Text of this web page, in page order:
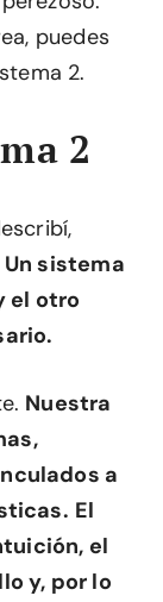
puedes
2.
2
Un sistema
el otro
Nuestra
a
El
el
y, por lo